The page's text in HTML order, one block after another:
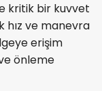
kritik bir kuvvet
hız ve manevra
erişim
önleme